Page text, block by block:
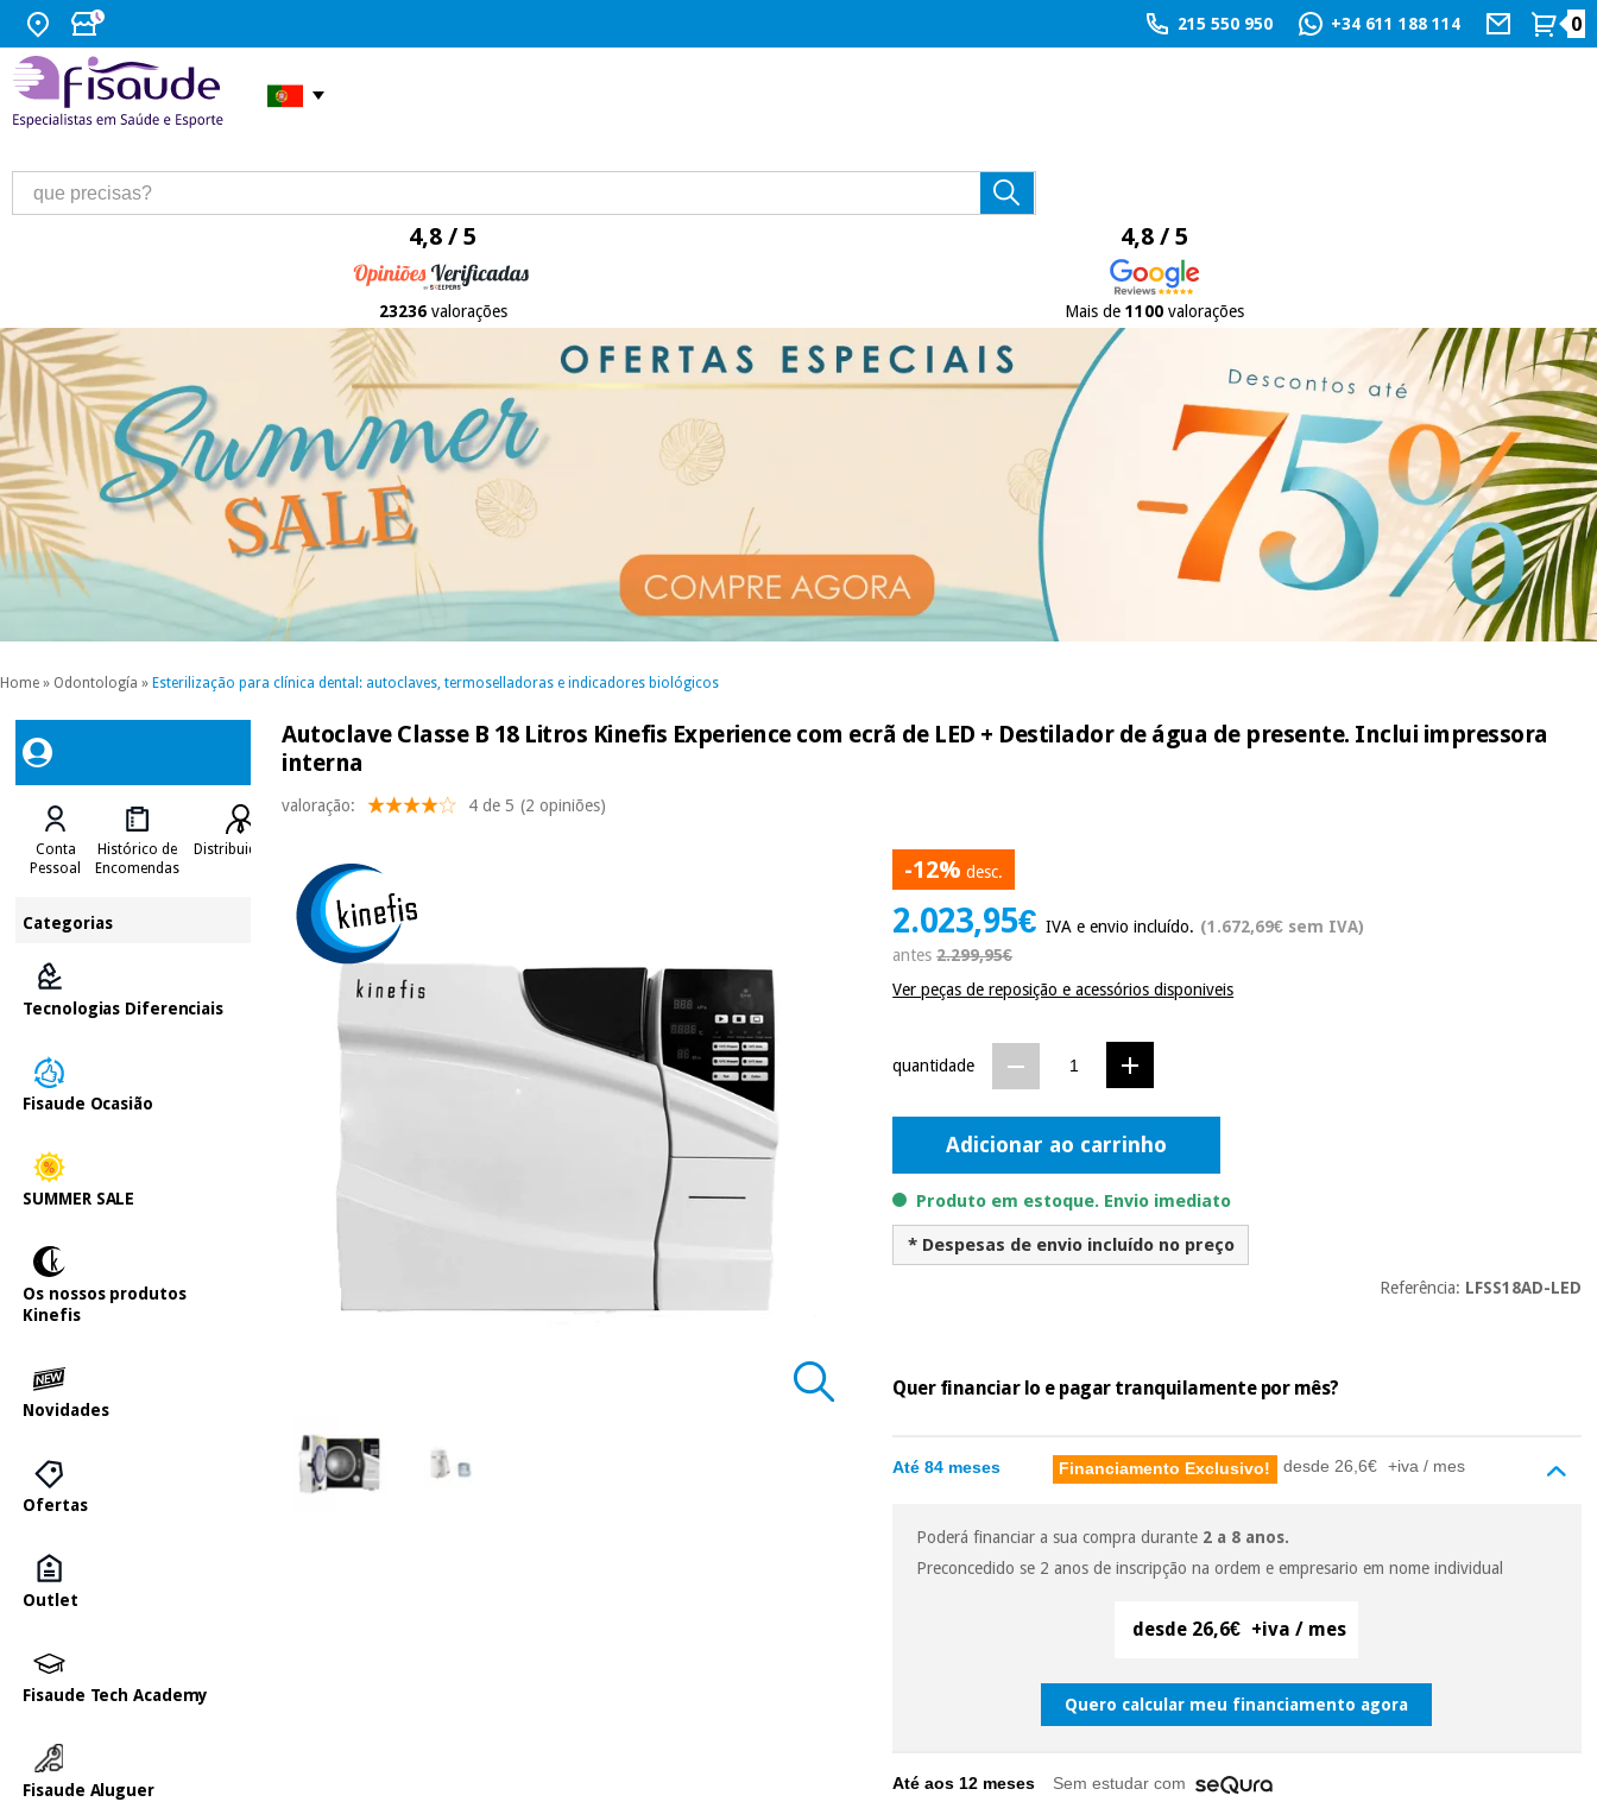
215 550 950 +34 611 188 114 0
4,8 / 5
23236valorações
4,8 / 5
Mais de 1100valorações
Home » Odontología » Esterilização para clínica dental: autoclaves, termoselladoras e indicadores biológicos
Conta
Pessoal
Histórico de
Encomendas
Distribuidores
Categorias
Tecnologias Diferenciais
Fisaude Ocasião
SUMMER SALE
Os nossos produtos
Kinefis
Novidades
Ofertas
Outlet
Fisaude Tech Academy
Fisaude Aluguer
Autoclave Classe B 18 Litros Kinefis Experience com ecrã de LED + Destilador de água de presente. Inclui impressora
interna
valoração: 4 de 5 (2 opiniões)
-12% desc.
2.023,95€IVA e envio incluído. (1.672,69€ sem IVA)
antes2.299,95€
Ver peças de reposição e acessórios disponiveis
quantidade
Adicionar ao carrinho
Produto em estoque. Envio imediato
* Despesas de envio incluído no preço
Referência: LFSS18AD-LED
Quer financiar lo e pagar tranquilamente por mês?
Até 84 meses Financiamento Exclusivo! desde 26,6€ +iva / mes
Poderá financiar a sua compra durante 2 a 8 anos.
Preconcedido se 2 anos de inscripção na ordem e empresario em nome individual
desde 26,6€ +iva / mes
Quero calcular meu financiamento agora
Até aos 12 meses Sem estudar com